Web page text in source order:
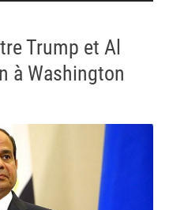
Trump et Al
à Washington